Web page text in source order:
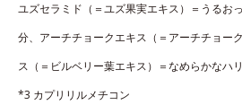
ユズセラミド（＝ユズ果実エキス）＝うるお
分、アーチチョークエキス（＝アーチチョー
ス（＝ビルベリー葉エキス）＝なめらかなハ
*3 カプリリルメチコン